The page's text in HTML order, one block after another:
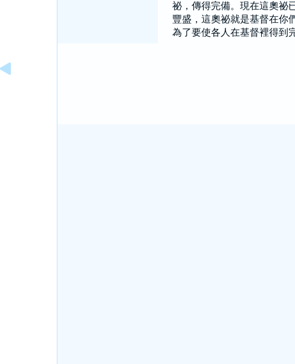
祕，傳得完備。現在這奧祕
豐盛，這奧祕就是基督在你
為了要使各人在基督裡得到